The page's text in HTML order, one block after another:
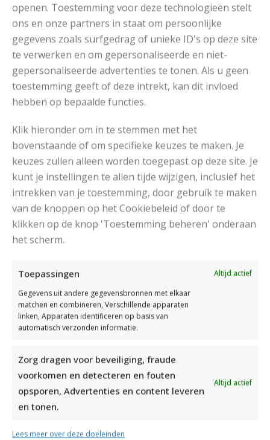
openen. Toestemming voor deze technologieën stelt
ons en onze partners in staat om persoonlijke
gegevens zoals surfgedrag of unieke ID's op deze site
te verwerken en om gepersonaliseerde en niet-
gepersonaliseerde advertenties te tonen. Als u geen
toestemming geeft of deze intrekt, kan dit invloed
hebben op bepaalde functies.
Klik hieronder om in te stemmen met het
bovenstaande of om specifieke keuzes te maken. Je
keuzes zullen alleen worden toegepast op deze site. Je
kunt je instellingen te allen tijde wijzigen, inclusief het
intrekken van je toestemming, door gebruik te maken
van de knoppen op het Cookiebeleid of door te
klikken op de knop 'Toestemming beheren' onderaan
het scherm.
Toepassingen
Altijd actief
Gegevens uit andere gegevensbronnen met elkaar
matchen en combineren, Verschillende apparaten
linken, Apparaten identificeren op basis van
automatisch verzonden informatie.
Zorg dragen voor beveiliging, fraude
voorkomen en detecteren en fouten
opsporen, Advertenties en content leveren
en tonen.
Altijd actief
Lees meer over deze doeleinden